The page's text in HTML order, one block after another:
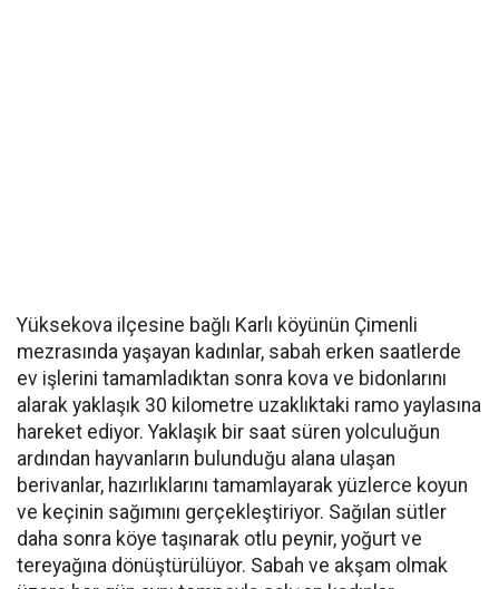
Yüksekova ilçesine bağlı Karlı köyünün Çimenli
mezrasında yaşayan kadınlar, sabah erken saatlerde
ev işlerini tamamladıktan sonra kova ve bidonlarını
alarak yaklaşık 30 kilometre uzaklıktaki ramo yaylasına
hareket ediyor. Yaklaşık bir saat süren yolculuğun
ardından hayvanların bulunduğu alana ulaşan
berivanlar, hazırlıklarını tamamlayarak yüzlerce koyun
ve keçinin sağımını gerçekleştiriyor. Sağılan sütler
daha sonra köye taşınarak otlu peynir, yoğurt ve
tereyağına dönüştürülüyor. Sabah ve akşam olmak